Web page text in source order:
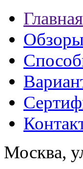
Главная
Обзоры
Москва,